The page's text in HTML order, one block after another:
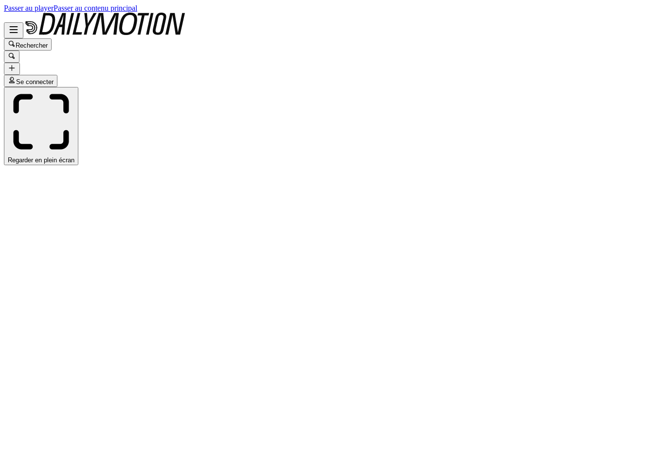
Passer au playerPasser au contenu principal
Rechercher
Se connecter
Regarder en plein écran